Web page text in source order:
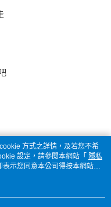
方式之詳情，及若您不希
設定，請參閱本網站「 隱私
示您同意本公司得按本網站使